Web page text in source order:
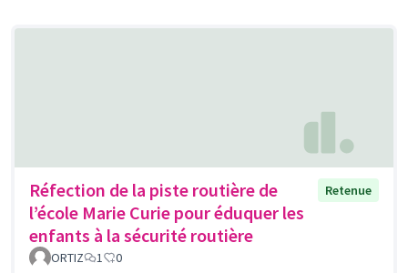
Réfection de la piste routière de
l’école Marie Curie pour éduquer les
enfants à la sécurité routière
Retenue
ORTIZ 1 0